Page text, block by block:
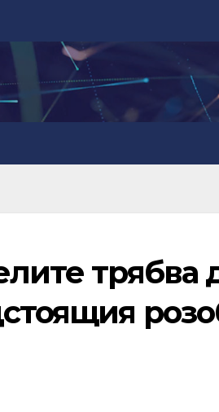
трябва